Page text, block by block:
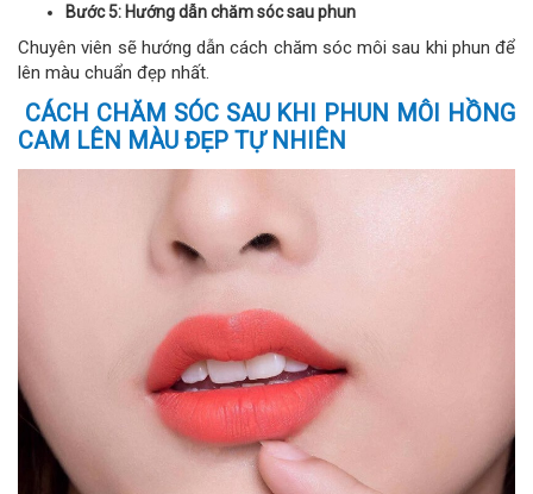
Bước 5: Hướng dẫn chăm sóc sau phun
Chuyên viên sẽ hướng dẫn cách chăm sóc môi sau khi phun để
lên màu chuẩn đẹp nhất.
CÁCH CHĂM SÓC SAU KHI PHUN MÔI HỒNG
CAM LÊN MÀU ĐẸP TỰ NHIÊN